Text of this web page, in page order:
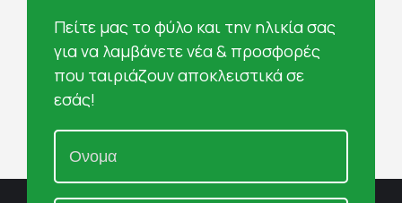
Πείτε μας το φύλο και την ηλικία σας
για να λαμβάνετε νέα & προσφορές
που ταιριάζουν αποκλειστικά σε
εσάς!